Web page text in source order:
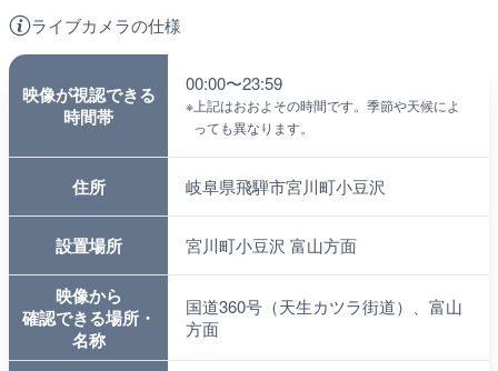
ライブカメラの仕様
映像が視認できる
時間帯
00:00〜23:59
※ 上記はおおよその時間です。季節や天候によ
っても異なります。
住所 岐阜県飛騨市宮川町小豆沢
設置場所 宮川町小豆沢 富山方面
映像から
確認できる場所・
名称
国道360号（天生カツラ街道）、富山
方面